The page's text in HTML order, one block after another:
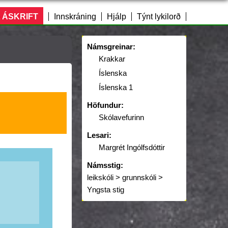
ÁSKRIFT Innskráning Hjálp Týnt lykilorð
Námsgreinar:
Krakkar
Íslenska
Íslenska 1
Höfundur:
Skólavefurinn
Lesari:
Margrét Ingólfsdóttir
Námsstig:
leikskóli > grunnskóli >
Yngsta stig